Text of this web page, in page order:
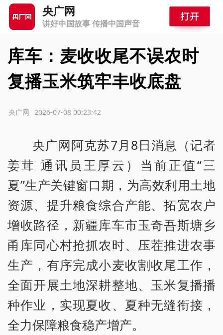
央广网
讲好中国故事 传播中国声音
库车：麦收收尾不误农时
复播玉米筑牢丰收底盘
2026-07-08 00:23:42
央广网
央广网阿克苏7月8日消息（记者
姜茸 通讯员王厚云）当前正值“三
夏”生产关键窗口期，为高效利用土地
资源、提升粮食综合产能、拓宽农户
增收路径，新疆库车市玉奇吾斯塘乡
甬库同心村抢抓农时、压茬推进农事
生产，有序完成小麦收割收尾工作，
全面开展土地深耕整地、玉米复播播
种作业，实现夏收、夏种无缝衔接，
全力保障粮食稳产增产。